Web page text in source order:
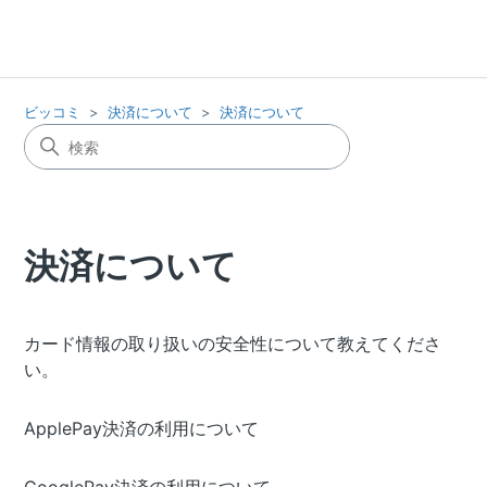
ビッコミ 決済について 決済について
決済について
カード情報の取り扱いの安全性について教えてくださ
い。
ApplePay決済の利用について